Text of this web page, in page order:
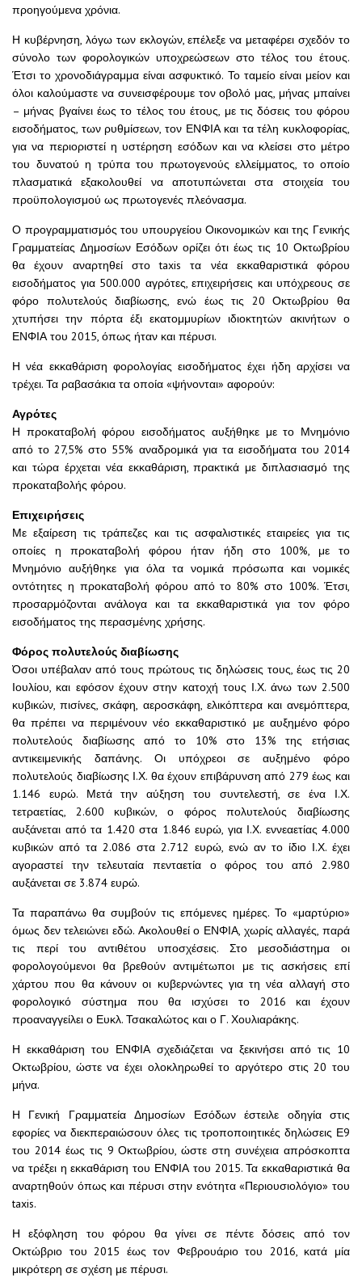
προηγούμενα χρόνια.
Η κυβέρνηση, λόγω των εκλογών, επέλεξε να μεταφέρει σχεδόν το
σύνολο των φορολογικών υποχρεώσεων στο τέλος του έτους.
Έτσι το χρονοδιάγραμμα είναι ασφυκτικό. Το ταμείο είναι μείον και
όλοι καλούμαστε να συνεισφέρουμε τον οβολό μας, μήνας μπαίνει
– μήνας βγαίνει έως το τέλος του έτους, με τις δόσεις του φόρου
εισοδήματος, των ρυθμίσεων, τον ΕΝΦΙΑ και τα τέλη κυκλοφορίας,
για να περιοριστεί η υστέρηση εσόδων και να κλείσει στο μέτρο
του δυνατού η τρύπα του πρωτογενούς ελλείμματος, το οποίο
πλασματικά εξακολουθεί να αποτυπώνεται στα στοιχεία του
προϋπολογισμού ως πρωτογενές πλεόνασμα.
Ο προγραμματισμός του υπουργείου Οικονομικών και της Γενικής
Γραμματείας Δημοσίων Εσόδων ορίζει ότι έως τις 10 Οκτωβρίου
θα έχουν αναρτηθεί στο taxis τα νέα εκκαθαριστικά φόρου
εισοδήματος για 500.000 αγρότες, επιχειρήσεις και υπόχρεους σε
φόρο πολυτελούς διαβίωσης, ενώ έως τις 20 Οκτωβρίου θα
χτυπήσει την πόρτα έξι εκατομμυρίων ιδιοκτητών ακινήτων ο
ΕΝΦΙΑ του 2015, όπως ήταν και πέρυσι.
Η νέα εκκαθάριση φορολογίας εισοδήματος έχει ήδη αρχίσει να
τρέχει. Τα ραβασάκια τα οποία «ψήνονται» αφορούν:
Αγρότες
Η προκαταβολή φόρου εισοδήματος αυξήθηκε με το Μνημόνιο
από το 27,5% στο 55% αναδρομικά για τα εισοδήματα του 2014
και τώρα έρχεται νέα εκκαθάριση, πρακτικά με διπλασιασμό της
προκαταβολής φόρου.
Επιχειρήσεις
Με εξαίρεση τις τράπεζες και τις ασφαλιστικές εταιρείες για τις
οποίες η προκαταβολή φόρου ήταν ήδη στο 100%, με το
Μνημόνιο αυξήθηκε για όλα τα νομικά πρόσωπα και νομικές
οντότητες η προκαταβολή φόρου από το 80% στο 100%. Έτσι,
προσαρμόζονται ανάλογα και τα εκκαθαριστικά για τον φόρο
εισοδήματος της περασμένης χρήσης.
Φόρος πολυτελούς διαβίωσης
Όσοι υπέβαλαν από τους πρώτους τις δηλώσεις τους, έως τις 20
Ιουλίου, και εφόσον έχουν στην κατοχή τους Ι.Χ. άνω των 2.500
κυβικών, πισίνες, σκάφη, αεροσκάφη, ελικόπτερα και ανεμόπτερα,
θα πρέπει να περιμένουν νέο εκκαθαριστικό με αυξημένο φόρο
πολυτελούς διαβίωσης από το 10% στο 13% της ετήσιας
αντικειμενικής δαπάνης. Οι υπόχρεοι σε αυξημένο φόρο
πολυτελούς διαβίωσης Ι.Χ. θα έχουν επιβάρυνση από 279 έως και
1.146 ευρώ. Μετά την αύξηση του συντελεστή, σε ένα Ι.Χ.
τετραετίας, 2.600 κυβικών, ο φόρος πολυτελούς διαβίωσης
αυξάνεται από τα 1.420 στα 1.846 ευρώ, για Ι.Χ. εννεαετίας 4.000
κυβικών από τα 2.086 στα 2.712 ευρώ, ενώ αν το ίδιο Ι.Χ. έχει
αγοραστεί την τελευταία πενταετία ο φόρος του από 2.980
αυξάνεται σε 3.874 ευρώ.
Τα παραπάνω θα συμβούν τις επόμενες ημέρες. Το «μαρτύριο»
όμως δεν τελειώνει εδώ. Ακολουθεί ο ΕΝΦΙΑ, χωρίς αλλαγές, παρά
τις περί του αντιθέτου υποσχέσεις. Στο μεσοδιάστημα οι
φορολογούμενοι θα βρεθούν αντιμέτωποι με τις ασκήσεις επί
χάρτου που θα κάνουν οι κυβερνώντες για τη νέα αλλαγή στο
φορολογικό σύστημα που θα ισχύσει το 2016 και έχουν
προαναγγείλει ο Ευκλ. Τσακαλώτος και ο Γ. Χουλιαράκης.
Η εκκαθάριση του ΕΝΦΙΑ σχεδιάζεται να ξεκινήσει από τις 10
Οκτωβρίου, ώστε να έχει ολοκληρωθεί το αργότερο στις 20 του
μήνα.
Η Γενική Γραμματεία Δημοσίων Εσόδων έστειλε οδηγία στις
εφορίες να διεκπεραιώσουν όλες τις τροποποιητικές δηλώσεις Ε9
του 2014 έως τις 9 Οκτωβρίου, ώστε στη συνέχεια απρόσκοπτα
να τρέξει η εκκαθάριση του ΕΝΦΙΑ του 2015. Τα εκκαθαριστικά θα
αναρτηθούν όπως και πέρυσι στην ενότητα «Περιουσιολόγιο» του
taxis.
Η εξόφληση του φόρου θα γίνει σε πέντε δόσεις από τον
Οκτώβριο του 2015 έως τον Φεβρουάριο του 2016, κατά μία
μικρότερη σε σχέση με πέρυσι.